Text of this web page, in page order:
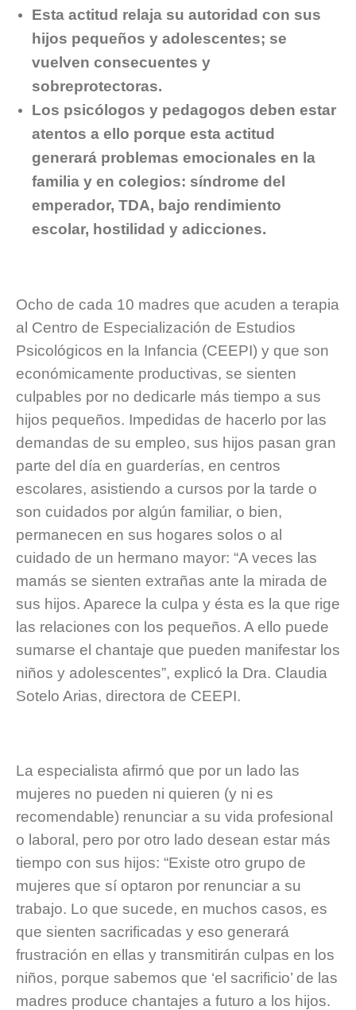
Esta actitud relaja su autoridad con sus
hijos pequeños y adolescentes; se
vuelven consecuentes y
sobreprotectoras.
Los psicólogos y pedagogos deben estar
atentos a ello porque esta actitud
generará problemas emocionales en la
familia y en colegios: síndrome del
emperador, TDA, bajo rendimiento
escolar, hostilidad y adicciones.
Ocho de cada 10 madres que acuden a terapia
al Centro de Especialización de Estudios
Psicológicos en la Infancia (CEEPI) y que son
económicamente productivas, se sienten
culpables por no dedicarle más tiempo a sus
hijos pequeños. Impedidas de hacerlo por las
demandas de su empleo, sus hijos pasan gran
parte del día en guarderías, en centros
escolares, asistiendo a cursos por la tarde o
son cuidados por algún familiar, o bien,
permanecen en sus hogares solos o al
cuidado de un hermano mayor: “A veces las
mamás se sienten extrañas ante la mirada de
sus hijos. Aparece la culpa y ésta es la que rige
las relaciones con los pequeños. A ello puede
sumarse el chantaje que pueden manifestar los
niños y adolescentes”, explicó la Dra. Claudia
Sotelo Arias, directora de CEEPI.
La especialista afirmó que por un lado las
mujeres no pueden ni quieren (y ni es
recomendable) renunciar a su vida profesional
o laboral, pero por otro lado desean estar más
tiempo con sus hijos: “Existe otro grupo de
mujeres que sí optaron por renunciar a su
trabajo. Lo que sucede, en muchos casos, es
que sienten sacrificadas y eso generará
frustración en ellas y transmitirán culpas en los
niños, porque sabemos que ‘el sacrificio’ de las
madres produce chantajes a futuro a los hijos.